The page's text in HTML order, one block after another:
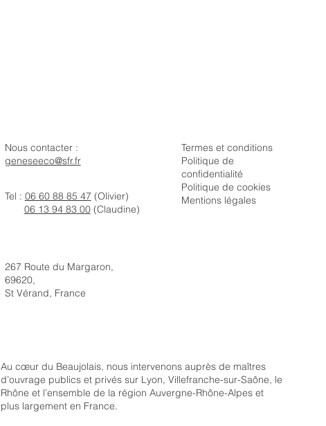
Nous contacter :
geneseeco@sfr.fr
Tel : 06 60 88 85 47 (Olivier)
06 13 94 83 00(Claudine)
267 Route du Margaron,
69620,
St Vérand, France
Termes et conditions
Politique de
confidentialité
Politique de cookies
Mentions légales
Au cœur du Beaujolais, nous intervenons auprès de maîtres
d’ouvrage publics et privés sur Lyon, Villefranche-sur-Saône, le
Rhône et l’ensemble de la région Auvergne-Rhône-Alpes et
plus largement en France.